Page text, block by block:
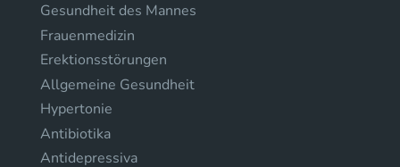
Gesundheit des Mannes
Frauenmedizin
Erektionsstörungen
Allgemeine Gesundheit
Hypertonie
Antibiotika
Antidepressiva